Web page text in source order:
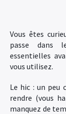
Vous êtes
passe dans
essentielles
vous utilisez.
Le hic : un peu
rendre (vous
manquez de